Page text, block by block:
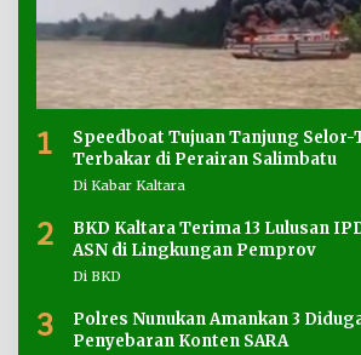
1
Speedboat Tujuan Tanjung Selor-
Terbakar di Perairan Salimbatu
Di Kabar Kaltara
2
BKD Kaltara Terima 13 Lulusan
ASN di Lingkungan Pemprov
Di BKD
3
Polres Nunukan Amankan 3
Penyebaran Konten SARA